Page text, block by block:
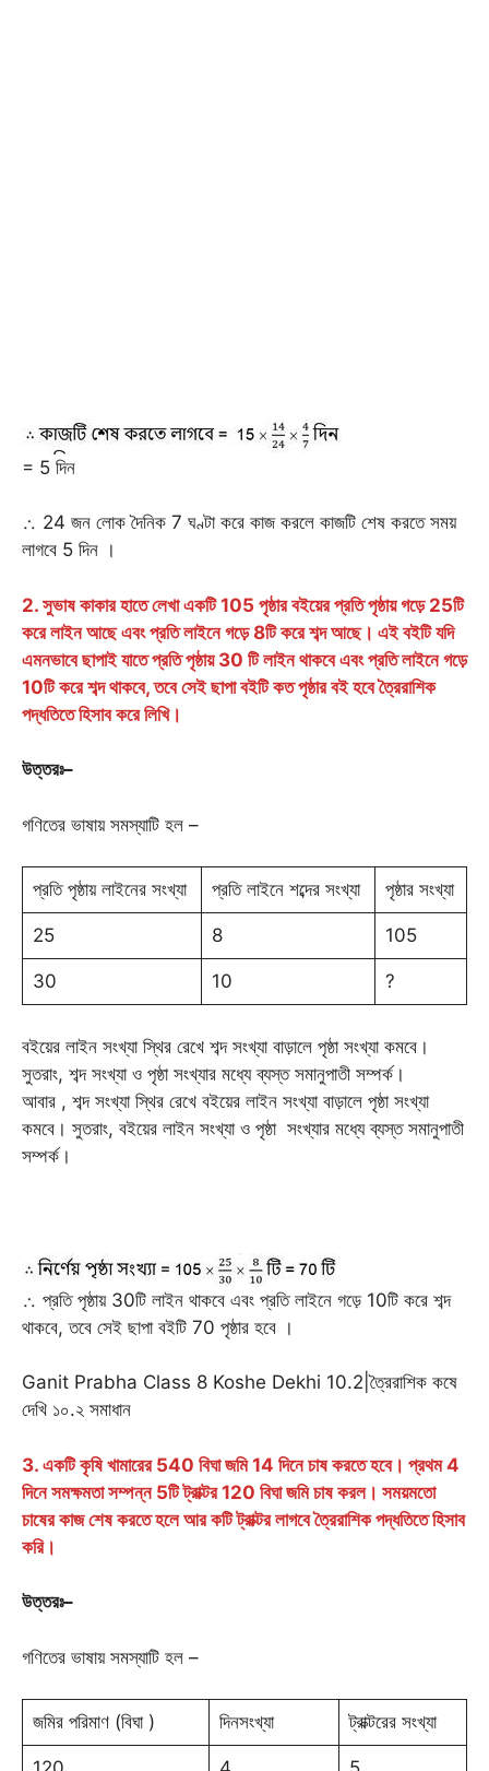
= 5 দিন
∴ 24 জন লোক দৈনিক 7 ঘণ্টা করে কাজ করলে কাজটি শেষ করতে সময়
লাগবে 5 দিন ।
2. সুভাষ কাকার হাতে লেখা একটি 105 পৃষ্ঠার বইয়ের প্রতি পৃষ্ঠায় গড়ে 25টি
করে লাইন আছে এবং প্রতি লাইনে গড়ে 8টি করে শব্দ আছে। এই বইটি যদি
এমনভাবে ছাপাই যাতে প্রতি পৃষ্ঠায় 30 টি লাইন থাকবে এবং প্রতি লাইনে গড়ে
10টি করে শব্দ থাকবে, তবে সেই ছাপা বইটি কত পৃষ্ঠার বই হবে ত্রৈরাশিক
পদ্ধতিতে হিসাব করে লিখি।
উত্তরঃ–
গণিতের ভাষায় সমস্যাটি হল –
প্রতি পৃষ্ঠায় লাইনের সংখ্যা প্রতি লাইনে শব্দের সংখ্যা পৃষ্ঠার সংখ্যা
25 8 105
30 10 ?
বইয়ের লাইন সংখ্যা স্থির রেখে শব্দ সংখ্যা বাড়ালে পৃষ্ঠা সংখ্যা কমবে।
সুতরাং, শব্দ সংখ্যা ও পৃষ্ঠা সংখ্যার মধ্যে ব্যস্ত সমানুপাতী সম্পর্ক।
আবার , শব্দ সংখ্যা স্থির রেখে বইয়ের লাইন সংখ্যা বাড়ালে পৃষ্ঠা সংখ্যা
কমবে। সুতরাং, বইয়ের লাইন সংখ্যা ও পৃষ্ঠা সংখ্যার মধ্যে ব্যস্ত সমানুপাতী
সম্পর্ক।
∴ প্রতি পৃষ্ঠায় 30টি লাইন থাকবে এবং প্রতি লাইনে গড়ে 10টি করে শব্দ
থাকবে, তবে সেই ছাপা বইটি 70 পৃষ্ঠার হবে ।
Ganit Prabha Class 8 Koshe Dekhi 10.2|ত্রৈরাশিক কষে
দেখি ১০.২ সমাধান
3. একটি কৃষি খামারের 540 বিঘা জমি 14 দিনে চাষ করতে হবে। প্রথম 4
দিনে সমক্ষমতা সম্পন্ন 5টি ট্রাক্টর 120 বিঘা জমি চাষ করল। সময়মতো
চাষের কাজ শেষ করতে হলে আর কটি ট্রাক্টর লাগবে ত্রৈরাশিক পদ্ধতিতে হিসাব
করি।
উত্তরঃ–
গণিতের ভাষায় সমস্যাটি হল –
জমির পরিমাণ (বিঘা ) দিনসংখ্যা ট্রাক্টরের সংখ্যা